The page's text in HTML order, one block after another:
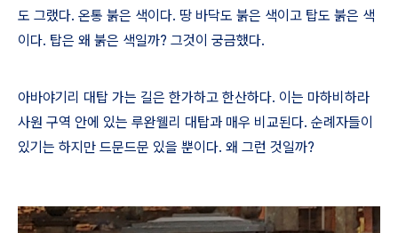
도 그랬다. 온통 붉은 색이다. 땅 바닥도 붉은 색이고 탑도 붉은 색
이다. 탑은 왜 붉은 색일까? 그것이 궁금했다.
아바야기리 대탑 가는 길은 한가하고 한산하다. 이는 마하비하라
사원 구역 안에 있는 루완웰리 대탑과 매우 비교된다. 순례자들이
있기는 하지만 드문드문 있을 뿐이다. 왜 그런 것일까?